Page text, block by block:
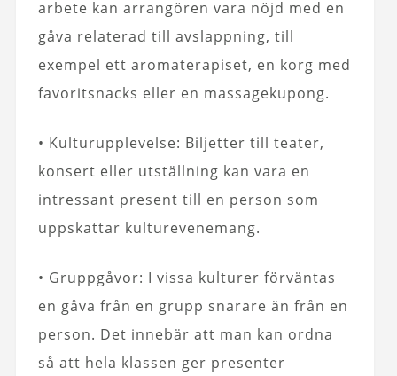
arbete kan arrangören vara nöjd med en
gåva relaterad till avslappning, till
exempel ett aromaterapiset, en korg med
favoritsnacks eller en massagekupong.
• Kulturupplevelse: Biljetter till teater,
konsert eller utställning kan vara en
intressant present till en person som
uppskattar kulturevenemang.
• Gruppgåvor: I vissa kulturer förväntas
en gåva från en grupp snarare än från en
person. Det innebär att man kan ordna
så att hela klassen ger presenter